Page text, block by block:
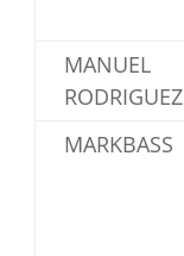
MANUEL
RODRIGUEZ
MARKBASS